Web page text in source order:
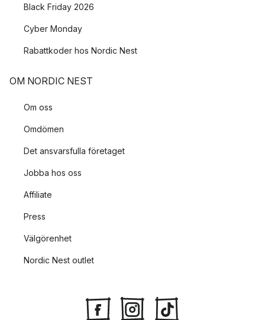
Black Friday 2026
Cyber Monday
Rabattkoder hos Nordic Nest
OM NORDIC NEST
Om oss
Omdömen
Det ansvarsfulla företaget
Jobba hos oss
Affiliate
Press
Välgörenhet
Nordic Nest outlet